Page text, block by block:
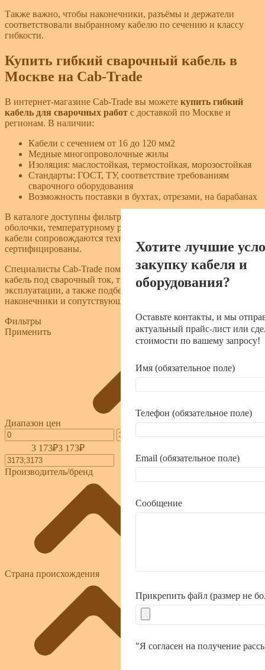
Также важно, чтобы наконечники, разъёмы и держатели
соответствовали выбранному кабелю по сечению и классу
гибкости.
Купить гибкий сварочный кабель в
Москве на Cab-Trade
В интернет-магазине Cab-Trade вы можете купить гибкий
кабель для сварочных работ с доставкой по Москве и
регионам. В наличии:
Кабели с сечением от 16 до 120 мм2
Медные многопроволочные жилы
Изоляция: маслостойкая, термостойкая, морозостойкая
Стандарты: ГОСТ, ТУ, соответствие требованиям
сварочного оборудования
Возможность поставки в бухтах, отрезами, на барабанах
В каталоге доступны фильтры по сечению, материалу
оболочки, температурному режиму, длине и назначению. Все
кабели сопровождаются технической документацией и
сертифицированы.
Специалисты Cab-Trade помогут подобрать подходящий
кабель под сварочный ток, тип аппарата и условия
эксплуатации, а также подберут совместимые соединители,
наконечники и сопутствующую продукцию.
Фильтры
Применить
Диапазон цен
3 173₽3 173₽
Производитель/бренд
Страна происхождения
Хотите лучшие
закупку кабеля и
оборудования?
Оставьте контакты, и мы
актуальный прайс-лист или
стоимости по вашему запросу!
Имя (обязательное поле)
Телефон (обязательное поле)
Email (обязательное поле)
Сообщение
Прикрепить файл (размер не
"Я согласен на получение